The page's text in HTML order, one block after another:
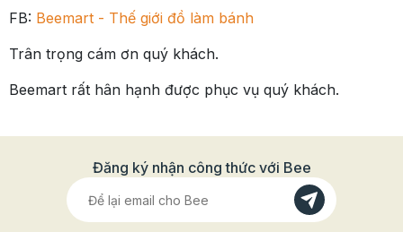
FB: Beemart - Thế giới đồ làm bánh
Trân trọng cám ơn quý khách.
Beemart rất hân hạnh được phục vụ quý khách.
Đăng ký nhận công thức với Bee